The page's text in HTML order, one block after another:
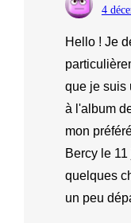
4
Hello ! Je
que je suis
à l'album
mon
Bercy le
quelques
un peu